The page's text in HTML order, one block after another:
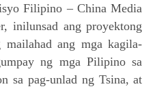
Filipino – China Media
inilunsad ang proyektong
ang mga kagila-
ng mga Pilipino sa
sa pag-unlad ng Tsina, at